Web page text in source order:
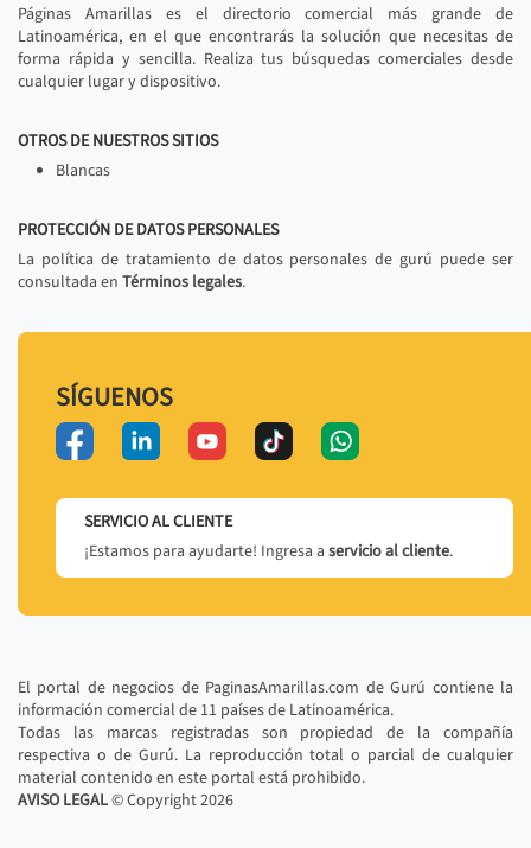
Páginas Amarillas es el directorio comercial más grande de
Latinoamérica, en el que encontrarás la solución que necesitas de
forma rápida y sencilla. Realiza tus búsquedas comerciales desde
cualquier lugar y dispositivo.
OTROS DE NUESTROS SITIOS
Blancas
PROTECCIÓN DE DATOS PERSONALES
La política de tratamiento de datos personales de gurú puede ser
consultada en Términos legales.
SÍGUENOS
SERVICIO AL CLIENTE
¡Estamos para ayudarte! Ingresa a servicio al cliente.
El portal de negocios de PaginasAmarillas.com de Gurú contiene la
información comercial de 11 países de Latinoamérica.
Todas las marcas registradas son propiedad de la compañía
respectiva o de Gurú. La reproducción total o parcial de cualquier
material contenido en este portal está prohibido.
AVISO LEGAL© Copyright2026